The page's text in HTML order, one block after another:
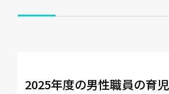
2025年度の男性職員の育